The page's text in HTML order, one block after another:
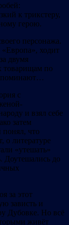
к трикстеру,
герою.
персонажа.
ходит
двумя
товарищам по
с
и взял себе
затем
что
о литературе
«утешать»
Доутешались до
за этот
зависть и
Дубовке. Но всё
живёт